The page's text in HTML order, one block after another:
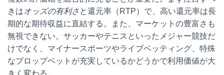
きはオッズの有利さと還元率（RTP）で、高い還元率は長
期的な期待収益に直結する。また、マーケットの豊富さも
無視できない。サッカーやテニスといったメジャー競技だ
けでなく、マイナースポーツやライブベッティング、特殊
なプロップベットが充実しているかどうかで利用価値が大
きく変わる。